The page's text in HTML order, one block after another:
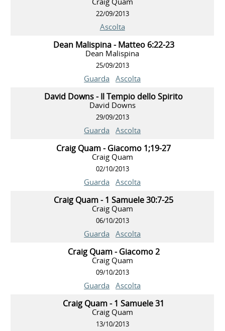
22/09/2013
Ascolta
Dean Malispina - Matteo 6:22-23
Dean Malispina
25/09/2013
Guarda Ascolta
David Downs - Il Tempio dello Spirito
David Downs
29/09/2013
Guarda Ascolta
Craig Quam - Giacomo 1;19-27
Craig Quam
02/10/2013
Guarda Ascolta
Craig Quam - 1 Samuele 30:7-25
Craig Quam
06/10/2013
Guarda Ascolta
Craig Quam - Giacomo 2
Craig Quam
09/10/2013
Guarda Ascolta
Craig Quam - 1 Samuele 31
Craig Quam
13/10/2013